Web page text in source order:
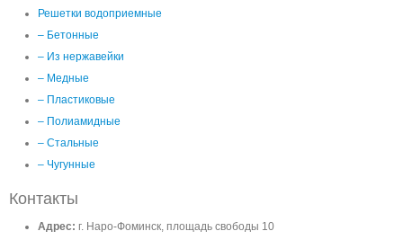
Решетки водоприемные
– Бетонные
– Из нержавейки
– Медные
– Пластиковые
– Полиамидные
– Стальные
– Чугунные
Контакты
Адрес: г. Наро-Фоминск, площадь свободы 10